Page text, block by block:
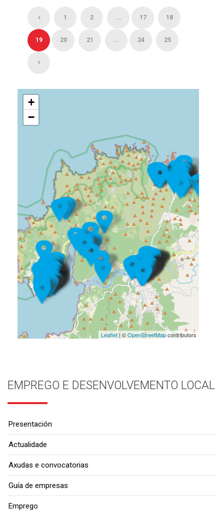
1 2 ... 17 18
19 20 21 ... 24 25
+
−
Leaflet| ©OpenStreetMapcontributors
EMPREGO E DESENVOLVEMENTO LOCAL
Presentación
Actualidade
Axudas e convocatorias
Guía de empresas
Emprego